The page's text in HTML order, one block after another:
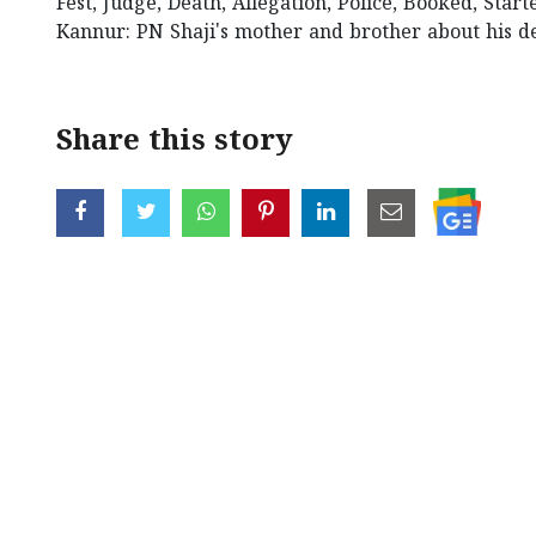
Kannur: PN Shaji's mother and brother about his
Share this story